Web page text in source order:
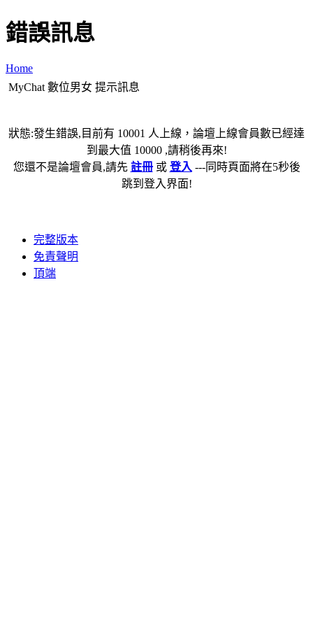
錯誤訊息
Home
MyChat 數位男女 提示訊息
狀態:發生錯誤,目前有 10001 人上線，論壇上線會員數已經達
到最大值 10000 ,請稍後再來!
您還不是論壇會員,請先 註冊或 登入 ---同時頁面將在5秒後
跳到登入界面!
完整版本
免責聲明
頂端